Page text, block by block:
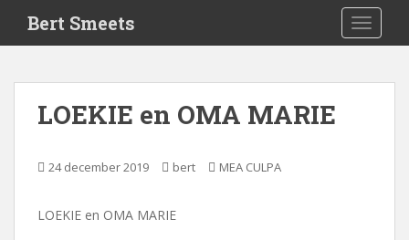
i
Bert Smeets
LOEKIE en OMA MARIE
24 december 2019 bert MEA CULPA
LOEKIE en OMA MARIE